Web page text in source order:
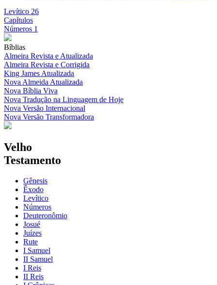
Levítico 26
Capítulos
Números 1
Bíblias
Almeira Revista e Atualizada
Almeira Revista e Corrigida
King James Atualizada
Nova Almeida Atualizada
Nova Bíblia Viva
Nova Tradução na Linguagem de Hoje
Nova Versão Internacional
Nova Versão Transformadora
Velho
Testamento
Gênesis
Êxodo
Levítico
Números
Deuteronômio
Josué
Juízes
Rute
I Samuel
II Samuel
I Reis
II Reis